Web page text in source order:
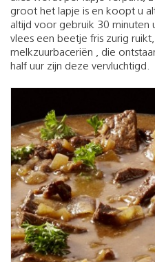
groot het lapje is en koopt u
altijd voor gebruik 30 minuten
vlees een beetje fris zurig
melkzuurbaceriën , die
half uur zijn deze vervluchtigd.